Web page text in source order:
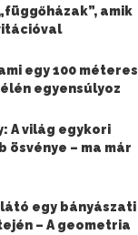
amik
egy 100 méteres
egyensúlyoz
A világ egykori
ösvénye – ma már
egy bányászati
– A geometria